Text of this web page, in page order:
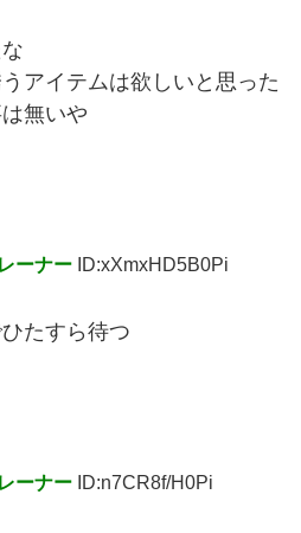
アイテムは欲しいと思った
無いや
ーナー ID:xXmxHD5B0Pi
たすら待つ
ーナー ID:n7CR8f/H0Pi